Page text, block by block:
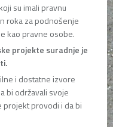
su imali pravnu
roka za podnošenje
kao pravne osobe.
projekte suradnje je
i dostatne izvore
bi održavali svoje
projekt provodi i da bi